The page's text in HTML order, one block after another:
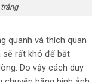
quanh và thích quan
sẽ rất khó để bắt
Do vậy cách duy